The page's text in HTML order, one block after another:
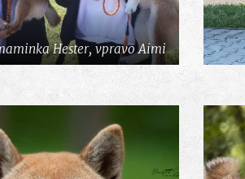
Hester, vpravo Aimi